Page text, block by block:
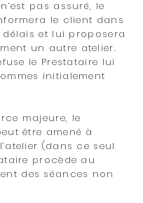
pas assuré, le
le client dans
délais et lui proposera
un autre atelier.
le Prestataire lui
initialement
majeure, le
être amené à
(dans ce seul
procède au
des séances non